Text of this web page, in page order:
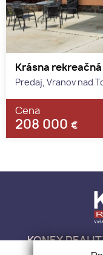
Krásna rekreačná
Predaj, Vranov nad
Cena
208 000 €
KONEX